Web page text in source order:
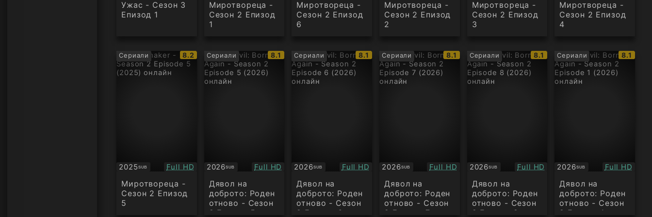
Ужас - Сезон 3
Епизод 1
Миротвореца -
Сезон 2 Епизод
1
Миротвореца -
Сезон 2 Епизод
6
Миротвореца -
Сезон 2 Епизод
2
Миротвореца -
Сезон 2 Епизод
3
Миротвореца -
Сезон 2 Епизод
4
Сериали
IMDb
рейтинг:
8.2
2025SUB
Субтитри Качество:
Full HD
Миротвореца -
Сезон 2 Епизод
5
Сериали
IMDb
рейтинг:
8.1
2026SUB
Субтитри Качество:
Full HD
Дявол на
доброто: Роден
отново - Сезон
2 Епизод 5
Сериали
IMDb
рейтинг:
8.1
2026SUB
Субтитри Качество:
Full HD
Дявол на
доброто: Роден
отново - Сезон
2 Епизод 6
Сериали
IMDb
рейтинг:
8.1
2026SUB
Субтитри Качество:
Full HD
Дявол на
доброто: Роден
отново - Сезон
2 Епизод 7
Сериали
IMDb
рейтинг:
8.1
2026SUB
Субтитри Качество:
Full HD
Дявол на
доброто: Роден
отново - Сезон
2 Епизод 8
Сериали
IMDb
8.1
2026SUB
Субтитри Качество:
Full HD
Дявол на
доброто: Роден
отново - Сезон
2 Епизод 1